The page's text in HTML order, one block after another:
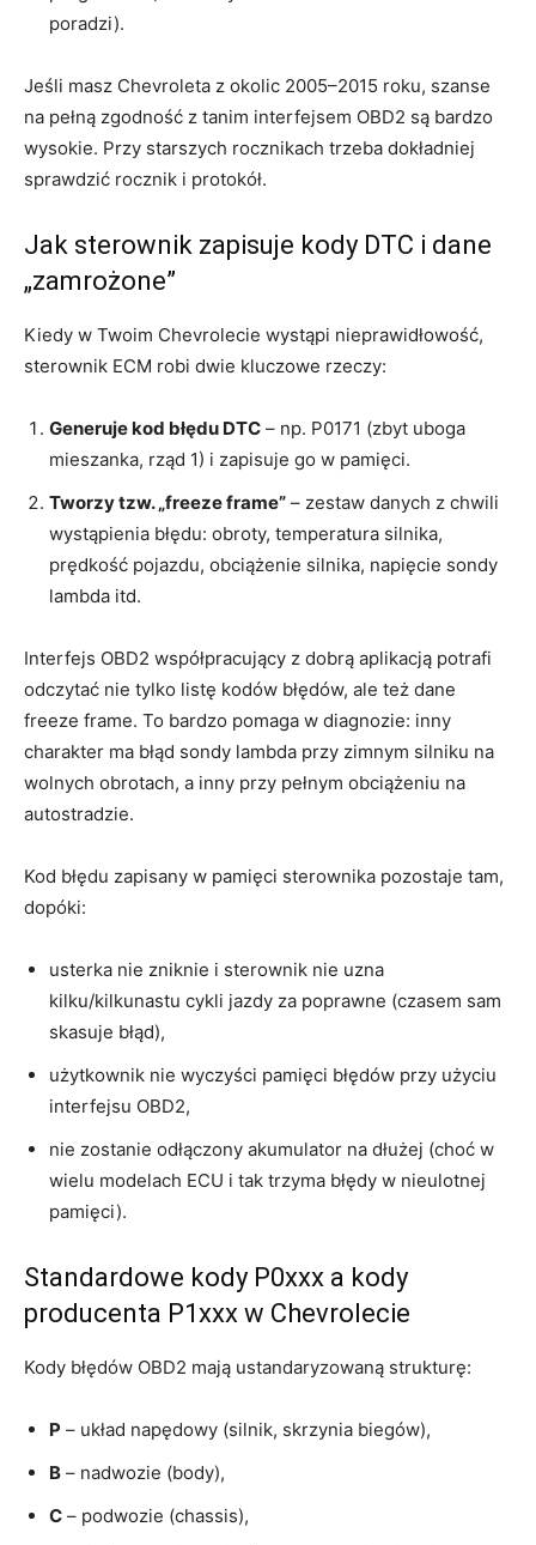
poradzi).
Jeśli masz Chevroleta z okolic 2005–2015 roku, szanse
na pełną zgodność z tanim interfejsem OBD2 są bardzo
wysokie. Przy starszych rocznikach trzeba dokładniej
sprawdzić rocznik i protokół.
Jak sterownik zapisuje kody DTC i dane
„zamrożone”
Kiedy w Twoim Chevrolecie wystąpi nieprawidłowość,
sterownik ECM robi dwie kluczowe rzeczy:
Generuje kod błędu DTC – np. P0171 (zbyt uboga
mieszanka, rząd 1) i zapisuje go w pamięci.
Tworzy tzw. „freeze frame” – zestaw danych z chwili
wystąpienia błędu: obroty, temperatura silnika,
prędkość pojazdu, obciążenie silnika, napięcie sondy
lambda itd.
Interfejs OBD2 współpracujący z dobrą aplikacją potrafi
odczytać nie tylko listę kodów błędów, ale też dane
freeze frame. To bardzo pomaga w diagnozie: inny
charakter ma błąd sondy lambda przy zimnym silniku na
wolnych obrotach, a inny przy pełnym obciążeniu na
autostradzie.
Kod błędu zapisany w pamięci sterownika pozostaje tam,
dopóki:
usterka nie zniknie i sterownik nie uzna
kilku/kilkunastu cykli jazdy za poprawne (czasem sam
skasuje błąd),
użytkownik nie wyczyści pamięci błędów przy użyciu
interfejsu OBD2,
nie zostanie odłączony akumulator na dłużej (choć w
wielu modelach ECU i tak trzyma błędy w nieulotnej
pamięci).
Standardowe kody P0xxx a kody
producenta P1xxx w Chevrolecie
Kody błędów OBD2 mają ustandaryzowaną strukturę:
P – układ napędowy (silnik, skrzynia biegów),
B – nadwozie (body),
C – podwozie (chassis),